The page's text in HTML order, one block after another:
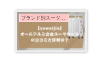
ブランド別スーツケース